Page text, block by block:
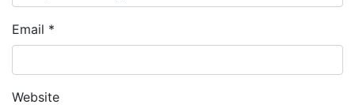
Email *
Website